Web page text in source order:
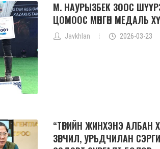
М. НАУРЫЗБЕК ЗООС
ЦОМООС МӨНГӨН МЕДАЛЬ
Javkhlan 2026-03-23
“ТӨРИЙН ЖИНХЭНЭ АЛБАН
ЗӨРЧИЛ, УРЬДЧИЛАН